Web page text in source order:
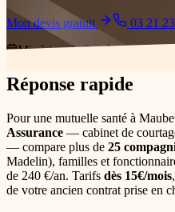
Mon devis gratuit
03 21
Mis à jour le 3 août 2026
Réponse rapide
Pour une mutuelle santé à
Assurance — cabinet de
— compare plus de 25
Madelin), familles et
de 240 €/an. Tarifs dès 15€/mois
de votre ancien contrat prise en